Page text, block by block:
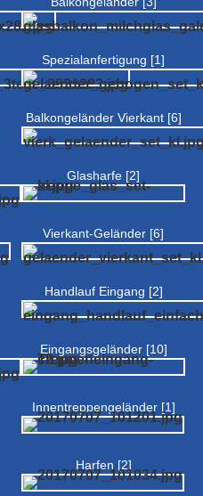
Spezialanfertigung [1]
Balkongeländer Vierkant [6]
Glasharfe [2]
Vierkant-Geländer [6]
Handlauf Eingang [2]
Eingangsgeländer [10]
Innentreppengeländer [1]
Harfen [2]